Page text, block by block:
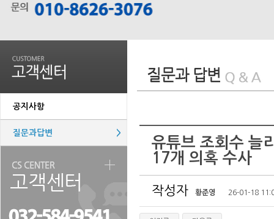
공지사항
질문과답변 >
유튜브 조회수 늘
17개 의혹 수사
작성자 황준영 26-01-18